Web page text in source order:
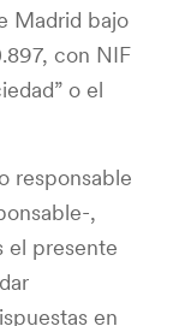
Madrid bajo
con NIF
o el
responsable
,
el presente
en